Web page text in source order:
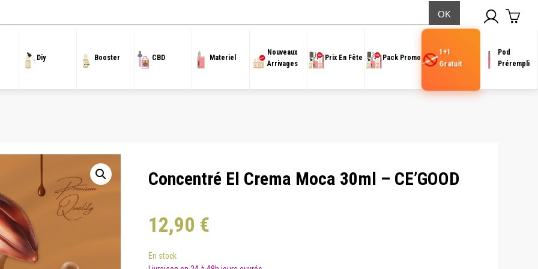
Diy Booster CBD Materiel
Nouveaux
Arrivages
Prix En Fête Pack Promo
1+1
Gratuit
Pod
Prérempli
Concentré El Crema Moca 30ml – CE’GOOD
12,90 €
En stock